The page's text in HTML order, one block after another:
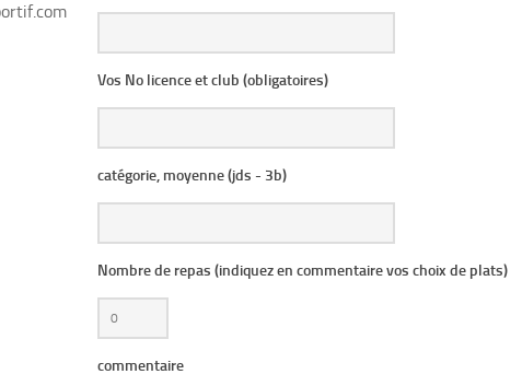
Vos No licence et club (obligatoires)
catégorie, moyenne (jds - 3b)
Nombre de repas (indiquez en commentaire vos choix de plats)
commentaire